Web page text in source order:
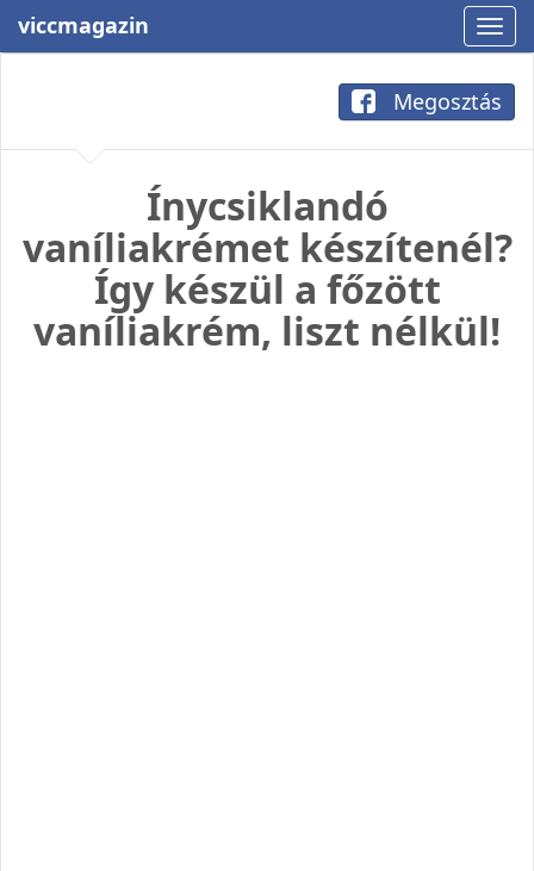
viccmagazin
Megosztás
Ínycsiklandó
vaníliakrémet készítenél?
Így készül a főzött
vaníliakrém, liszt nélkül!